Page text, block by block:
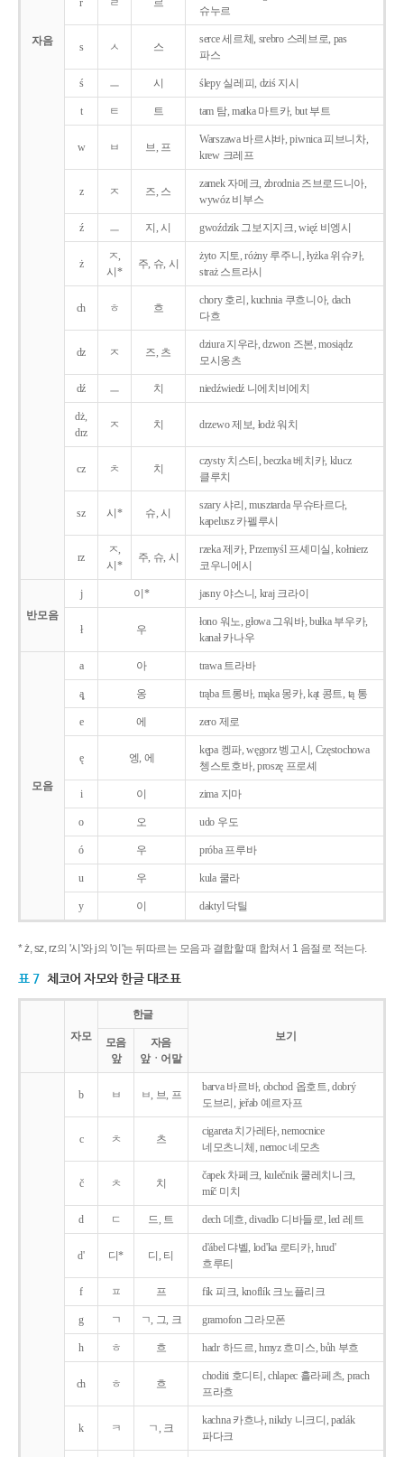
자음
r ㄹ 르
슈누르
s ㅅ 스
serce 세르체, srebro 스레브로, pas
파스
ś ㅡ 시 ślepy 실레피, dziś 지시
t ㅌ 트 tam 탐, matka 마트카, but 부트
w ㅂ 브, 프
Warszawa 바르샤바, piwnica 피브니차,
krew 크레프
z ㅈ 즈, 스
zamek 자메크, zbrodnia 즈브로드니아,
wywóz 비부스
ź ㅡ 지, 시 gwoździk 그보지지크, więź 비엥시
ż
ㅈ,
시*
주, 슈, 시
żyto 지토, różny 루주니, łyżka 위슈카,
straż 스트라시
ch ㅎ 흐
chory 호리, kuchnia 쿠흐니아, dach
다흐
dz ㅈ 즈, 츠
dziura 지우라, dzwon 즈본, mosiądz
모시옹츠
dź ㅡ 치 niedźwiedź 니에치비에치
dż,
drz
ㅈ 치 drzewo 제보, łodż 워치
cz ㅊ 치
czysty 치스티, beczka 베치카, klucz
클루치
sz 시* 슈, 시
szary 샤리, musztarda 무슈타르다,
kapelusz 카펠루시
rz
ㅈ,
시*
주, 슈, 시
rzeka 제카, Przemyśl 프셰미실, kołnierz
코우니에시
반모음
j 이* jasny 야스니, kraj 크라이
ł 우
łono 워노, głowa 그워바, bułka 부우카,
kanał 카나우
모음
a 아 trawa 트라바
ą̨ 옹 trąba 트롱바, mąka 몽카, kąt 콩트, tą 통
e 에 zero 제로
ę 엥, 에
kępa 켕파, węgorz 벵고시, Częstochowa
쳉스토호바, proszę 프로셰
i 이 zima 지마
o 오 udo 우도
ó 우 próba 프루바
u 우 kula 쿨라
y 이 daktyl 닥틸
* ż, sz, rz의 '시'와 j의 '이'는 뒤따르는 모음과 결합할 때 합쳐서 1 음절로 적는다.
표 7 체코어 자모와 한글 대조표
자모
한글
보기
모음
앞
자음
앞ㆍ어말
b ㅂ ㅂ, 브, 프
barva 바르바, obchod 옵호트, dobrý
도브리, jeřab 예르자프
c ㅊ 츠
cigareta 치가레타, nemocnice
네모츠니체, nemoc 네모츠
č ㅊ 치
čapek 차페크, kulečnik 쿨레치니크,
míč 미치
d ㄷ 드, 트 dech 데흐, divadlo 디바들로, led 레트
d' 디* 디, 티
d'ábel 댜벨, lod'ka 로티카, hrud'
흐루티
f ㅍ 프 fík 피크, knoflík 크노플리크
g ㄱ ㄱ, 그, 크 gramofon 그라모폰
h ㅎ 흐 hadr 하드르, hmyz 흐미스, bůh 부흐
ch ㅎ 흐
choditi 호디티, chlapec 흘라페츠, prach
프라흐
k ㅋ ㄱ, 크
kachna 카흐나, nikdy 니크디, padák
파다크